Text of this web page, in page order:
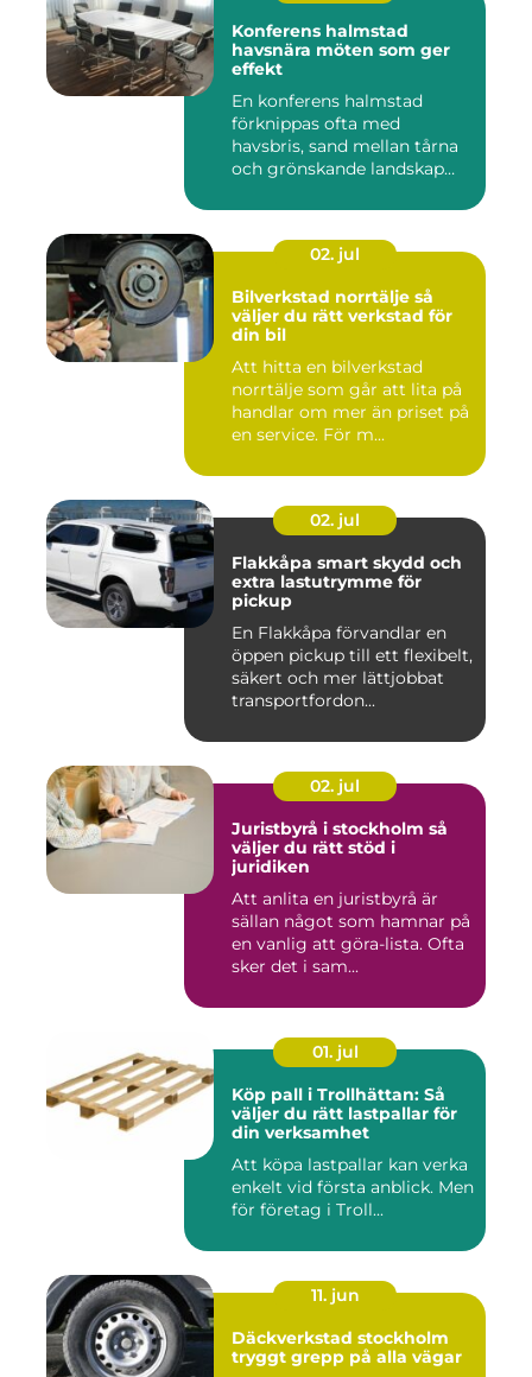
Konferens halmstad
havsnära möten som ger
effekt
En konferens halmstad
förknippas ofta med
havsbris, sand mellan tårna
och grönskande landskap
02. jul
Bilverkstad norrtälje så
väljer du rätt verkstad för
din bil
Att hitta en bilverkstad
norrtälje som går att lita på
handlar om mer än priset på
en service. För m...
02. jul
Flakkåpa smart skydd och
extra lastutrymme för
pickup
En Flakkåpa förvandlar en
öppen pickup till ett flexibelt,
säkert och mer lättjobbat
transportfordon...
02. jul
Juristbyrå i stockholm så
väljer du rätt stöd i
juridiken
Att anlita en juristbyrå är
sällan något som hamnar på
en vanlig att göra-lista. Ofta
sker det i sam...
01. jul
Köp pall i Trollhättan: Så
väljer du rätt lastpallar för
din verksamhet
Att köpa lastpallar kan verka
enkelt vid första anblick. Men
för företag i Troll...
11. jun
Däckverkstad stockholm
tryggt grepp på alla vägar